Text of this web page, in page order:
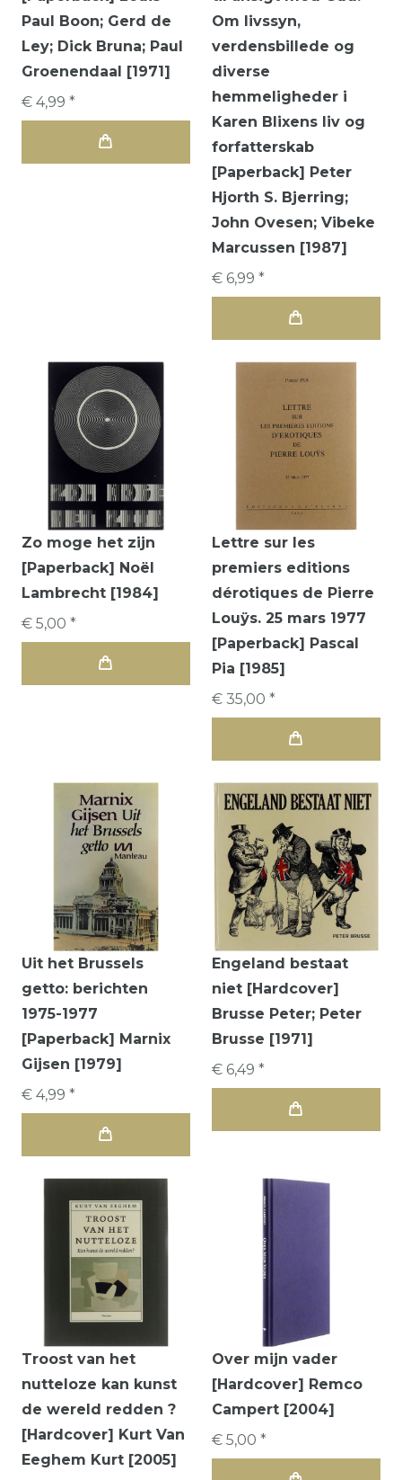
Paul Boon; Gerd de
Ley; Dick Bruna; Paul
Groenendaal [1971]
€ 4,99 *
Om livssyn,
verdensbillede og
diverse
hemmeligheder i
Karen Blixens liv og
forfatterskab
[Paperback] Peter
Hjorth S. Bjerring;
John Ovesen; Vibeke
Marcussen [1987]
€ 6,99 *
Zo moge het zijn
[Paperback] Noël
Lambrecht [1984]
€ 5,00 *
Lettre sur les
premiers editions
dérotiques de Pierre
Louÿs. 25 mars 1977
[Paperback] Pascal
Pia [1985]
€ 35,00 *
Uit het Brussels
getto: berichten
1975-1977
[Paperback] Marnix
Gijsen [1979]
€ 4,99 *
Engeland bestaat
niet [Hardcover]
Brusse Peter; Peter
Brusse [1971]
€ 6,49 *
Troost van het
nutteloze kan kunst
de wereld redden ?
[Hardcover] Kurt Van
Eeghem Kurt [2005]
Over mijn vader
[Hardcover] Remco
Campert [2004]
€ 5,00 *